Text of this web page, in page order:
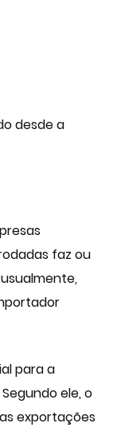
desde a
faz ou
para a
ele, o
exportações